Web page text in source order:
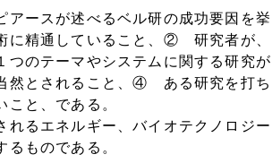
ースが述べるベル研の成功要因を挙
精通していること、② 研究者が、
のテーマやシステムに関する研究が
然とされること、④ ある研究を打ち
と、である。
るエネルギー、バイオテクノロジー
現を期待するものである。